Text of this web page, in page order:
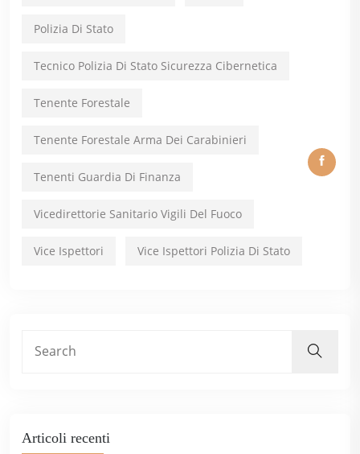
Polizia Di Stato
Tecnico Polizia Di Stato Sicurezza Cibernetica
Tenente Forestale
Tenente Forestale Arma Dei Carabinieri
Tenenti Guardia Di Finanza
Vicedirettorie Sanitario Vigili Del Fuoco
Vice Ispettori Vice Ispettori Polizia Di Stato
Articoli recenti